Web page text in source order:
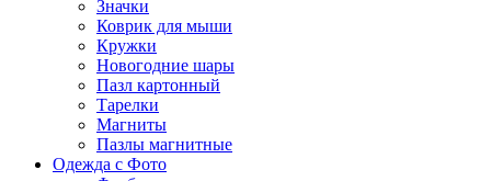
Значки
Коврик для мыши
Кружки
Новогодние шары
Пазл картонный
Тарелки
Магниты
Пазлы магнитные
Одежда с Фото